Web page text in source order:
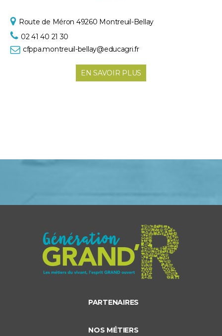
Route de Méron 49260 Montreuil-Bellay
02 41 40 21 30
cfppa.montreuil-bellay@educagri.fr
EN SAVOIR PLUS
PARTENAIRES
NOS MÉTIERS